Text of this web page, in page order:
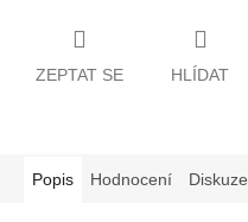
ZEPTAT SE HLÍDAT
Popis Hodnocení Diskuze